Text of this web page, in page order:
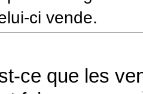
ci vende.
ce que les